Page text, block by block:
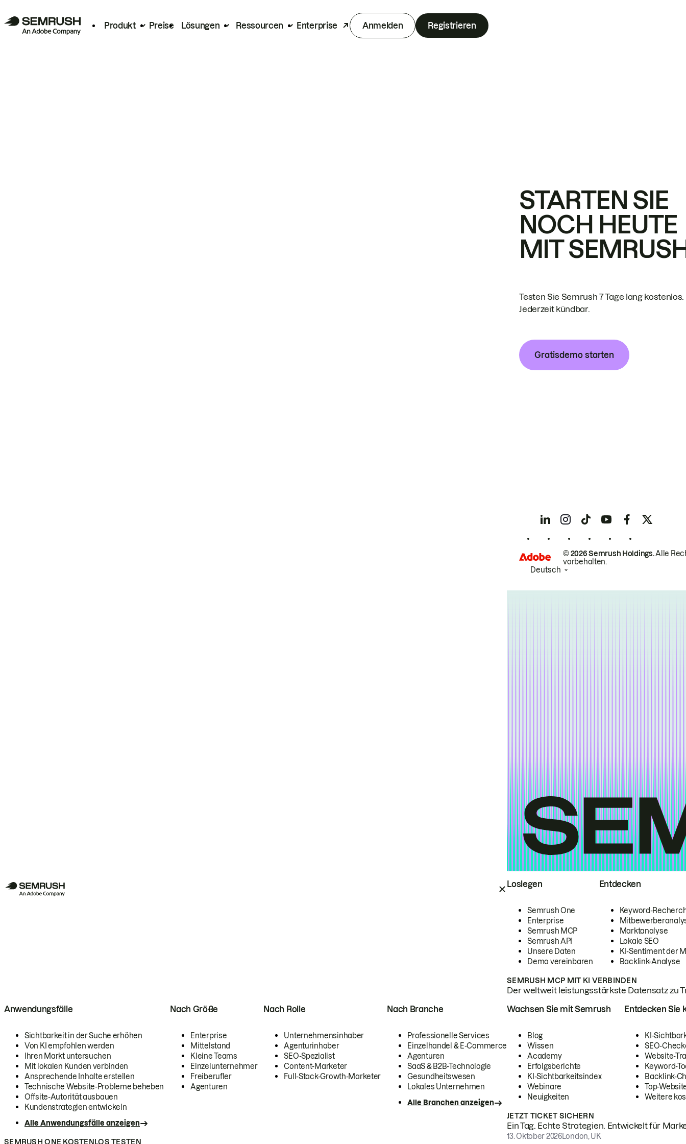
Produkt Preise Lösungen Ressourcen Enterprise Anmelden Registrieren
Loslegen
Semrush One
Enterprise
Semrush MCP
Semrush API
Unsere Daten
Demo vereinbaren
Entdecken
Keyword-
Marktanalyse
Lokale SEO
KI-Sentiment der
Backlink-Analyse
SEMRUSH MCP MIT KI VERBINDEN
Der weltweit leistungsstärkste Datensatz zu
Anwendungsfälle
Sichtbarkeit in der Suche erhöhen
Von KI empfohlen werden
Ihren Markt untersuchen
Mit lokalen Kunden verbinden
Ansprechende Inhalte erstellen
Technische Website-Probleme beheben
Offsite-Autorität ausbauen
Kundenstrategien entwickeln
Alle Anwendungsfälle anzeigen
Nach Größe
Enterprise
Mittelstand
Kleine Teams
Einzelunternehmer
Freiberufler
Agenturen
Nach Rolle
Unternehmensinhaber
Agenturinhaber
SEO-Spezialist
Content-Marketer
Full-Stack-Growth-Marketer
Nach Branche
Professionelle Services
Einzelhandel & E-Commerce
Agenturen
SaaS & B2B-Technologie
Gesundheitswesen
Lokales Unternehmen
Alle Branchen anzeigen
SEMRUSH ONE KOSTENLOS TESTEN
Wachsen Sie mit Semrush
Blog
Wissen
Academy
Erfolgsberichte
KI-Sichtbarkeitsindex
Webinare
Neuigkeiten
Entdecken Sie
KI-
SEO-
Website-
Keyword-
Backlink-
Top-
Weitere
JETZT TICKET SICHERN
Ein Tag. Echte Strategien. Entwickelt für
13. Oktober 2026London, UK
STARTEN SIE
NOCH HEUTE
MIT
Testen Sie Semrush 7 Tage lang kostenlos.
Jederzeit kündbar.
Gratisdemo starten
© 2026 Semrush Holdings.Alle
vorbehalten.
Deutsch